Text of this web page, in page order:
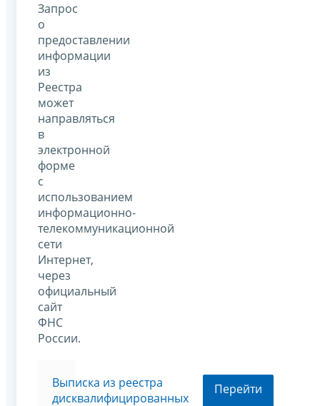
Запрос
о
предоставлении
информации
из
Реестра
может
направляться
в
электронной
форме
с
использованием
информационно-
телекоммуникационной
сети
Интернет,
через
официальный
сайт
ФНС
России.
Выписка из реестра
дисквалифицированных
Перейти